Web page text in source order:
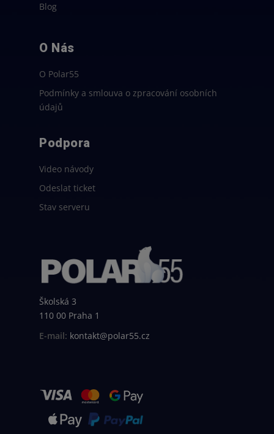
Blog
O Nás
O Polar55
Podmínky a smlouva o zpracování osobních
údajů
Podpora
Video návody
Odeslat ticket
Stav serveru
Školská 3
110 00 Praha 1
E-mail: kontakt@polar55.cz